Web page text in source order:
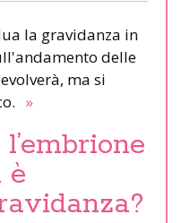
la gravidanza in
delle
ma si
»
è